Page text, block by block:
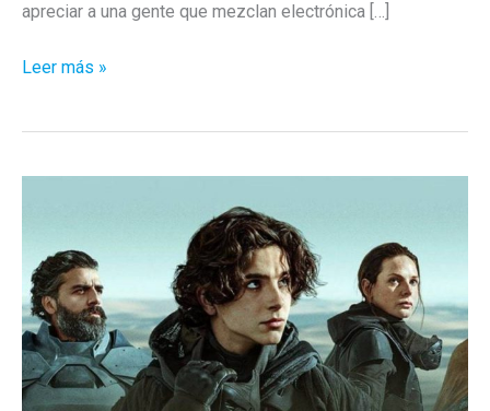
apreciar a una gente que mezclan electrónica […]
RÜFÜS
Leer más »